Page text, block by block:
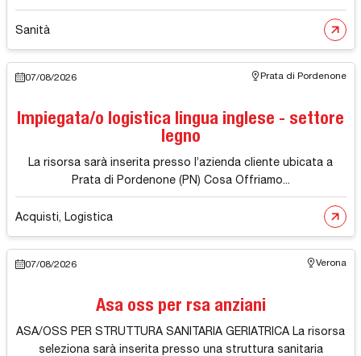
Sanità
07/08/2026 Prata di Pordenone
Impiegata/o logistica lingua inglese - settore
legno
La risorsa sarà inserita presso l’azienda cliente ubicata a
Prata di Pordenone (PN) Cosa Offriamo...
Acquisti, Logistica
07/08/2026 Verona
Asa oss per rsa anziani
ASA/OSS PER STRUTTURA SANITARIA GERIATRICA La risorsa
seleziona sarà inserita presso una struttura sanitaria